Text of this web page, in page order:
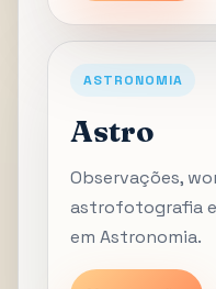
ASTRONOMIA
Astro
Observações,
astrofotografia
em Astronomia.